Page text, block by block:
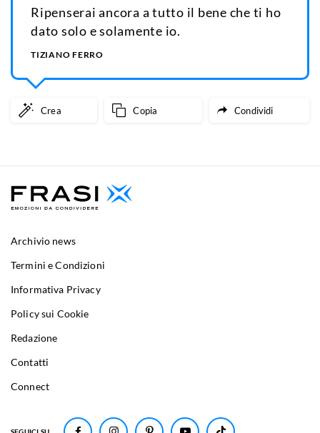
Ripenserai ancora a tutto il bene che ti ho
dato solo e solamente io.
TIZIANO FERRO
Crea Copia Condividi
Archivio news
Termini e Condizioni
Informativa Privacy
Policy sui Cookie
Redazione
Contatti
Connect